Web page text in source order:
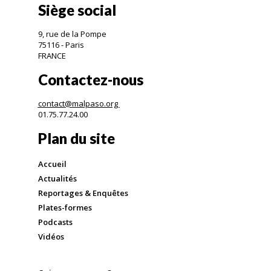
Siège social
9, rue de la Pompe
75116 - Paris
FRANCE
Contactez-nous
contact@malpaso.org
01.75.77.24.00
Plan du site
Accueil
Actualités
Reportages & Enquêtes
Plates-formes
Podcasts
Vidéos